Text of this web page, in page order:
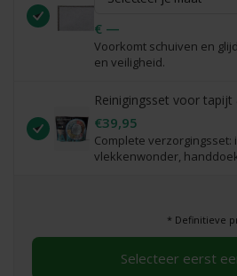
€ —
Voorkomt schuiven en
en veiligheid.
Reinigingsset voor
€39,95
Complete verzorgingsset:
vlekkenwonder,
* Definitieve
Selecteer eerst